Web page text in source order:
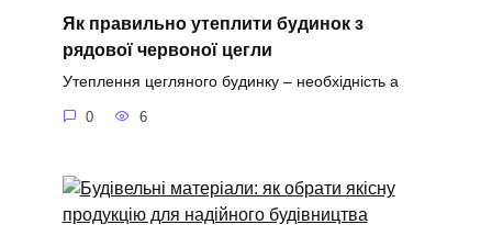
Як правильно утеплити будинок з
рядової червоної цегли
Утеплення цегляного будинку – необхідність а
0 6